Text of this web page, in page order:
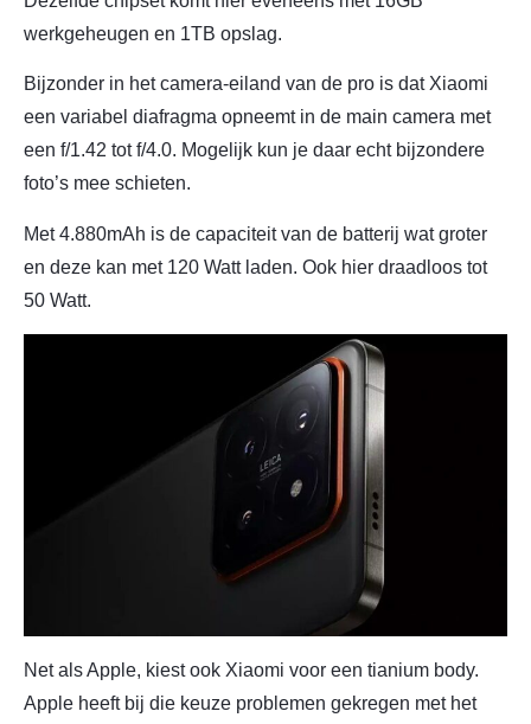
werkgeheugen en 1TB opslag.
Bijzonder in het camera-eiland van de pro is dat Xiaomi
een variabel diafragma opneemt in de main camera met
een f/1.42 tot f/4.0. Mogelijk kun je daar echt bijzondere
foto’s mee schieten.
Met 4.880mAh is de capaciteit van de batterij wat groter
en deze kan met 120 Watt laden. Ook hier draadloos tot
50 Watt.
Net als Apple, kiest ook Xiaomi voor een tianium body.
Apple heeft bij die keuze problemen gekregen met het